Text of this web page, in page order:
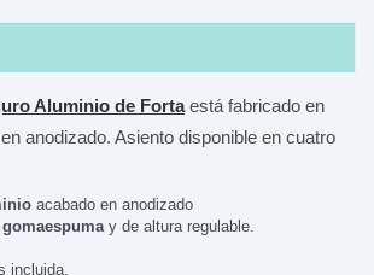
Aluminio de Fortaestá fabricado en
anodizado. Asiento disponible en cuatro
acabado en anodizado
y de altura regulable.
incluida.